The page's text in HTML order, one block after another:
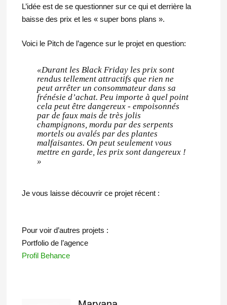
L’idée est de se questionner sur ce qui et derrière la
baisse des prix et les « super bons plans ».
Voici le Pitch de l’agence sur le projet en question:
«Durant les Black Friday les prix sont
rendus tellement attractifs que rien ne
peut arrêter un consommateur dans sa
frénésie d’achat. Peu importe à quel point
cela peut être dangereux - empoisonnés
par de faux mais de très jolis
champignons, mordu par des serpents
mortels ou avalés par des plantes
malfaisantes. On peut seulement vous
mettre en garde, les prix sont dangereux !
»
Je vous laisse découvrir ce projet récent :
Pour voir d’autres projets :
Portfolio de l’agence
Profil Behance